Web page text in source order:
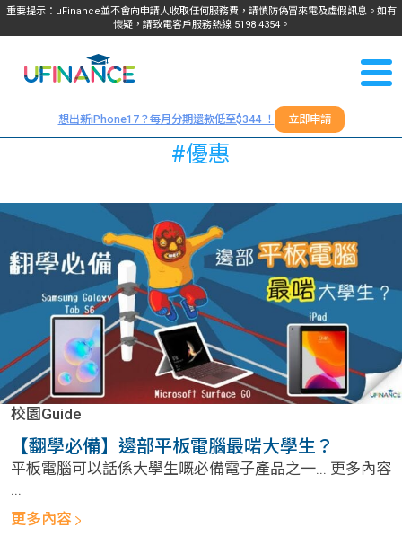
重要提示：uFinance並不會向申請人收取任何服務費，請慎防偽冒來電及虛假訊息。如有
懷疑，請致電客戶服務熱線 5198 4354。
我們
服務
學生
貸款
貸款
計算
機
學生
資訊
Blog
生筍
常見
問題
學生
們
＋
4354
想出新iPhone17？每月分期還款低至$344 ！ 立即申請
#優惠
校園Guide
【翻學必備】邊部平板電腦最啱大學生？
平板電腦可以話係大學生嘅必備電子產品之一... 更多內容
...
更多內容